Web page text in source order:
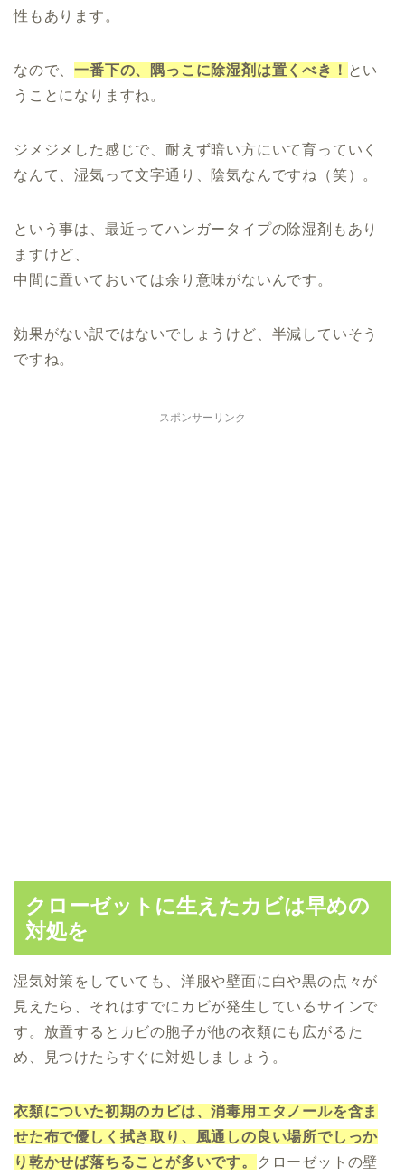
性もあります。
なので、一番下の、隅っこに除湿剤は置くべき！ とい
うことになりますね。
ジメジメした感じで、耐えず暗い方にいて育っていく
なんて、湿気って文字通り、陰気なんですね（笑）。
という事は、最近ってハンガータイプの除湿剤もあり
ますけど、
中間に置いておいては余り意味がないんです。
効果がない訳ではないでしょうけど、半減していそう
ですね。
スポンサーリンク
クローゼットに生えたカビは早めの
対処を
湿気対策をしていても、洋服や壁面に白や黒の点々が
見えたら、それはすでにカビが発生しているサインで
す。 放置するとカビの胞子が他の衣類にも広がるた
め、見つけたらすぐに対処しましょう。
衣類についた初期のカビは、消毒用エタノールを含ま
せた布で優しく拭き取り、風通しの良い場所でしっか
り乾かせば落ちることが多いです。
クローゼットの壁